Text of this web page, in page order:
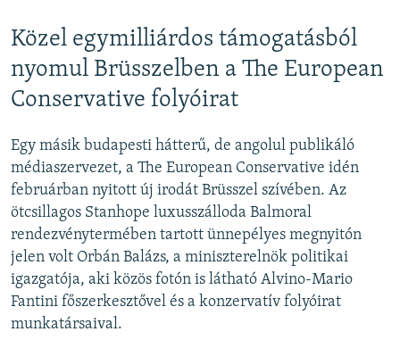
Közel egymilliárdos támogatásból
nyomul Brüsszelben a The European
Conservative folyóirat
Egy másik budapesti hátterű, de angolul publikáló
médiaszervezet, a The European Conservative idén
februárban nyitott új irodát Brüsszel szívében. Az
ötcsillagos Stanhope luxusszálloda Balmoral
rendezvénytermében tartott ünnepélyes megnyitón
jelen volt Orbán Balázs, a miniszterelnök politikai
igazgatója, aki közös fotón is látható Alvino-Mario
Fantini főszerkesztővel és a konzervatív folyóirat
munkatársaival.